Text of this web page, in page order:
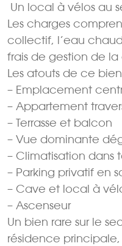
 Un local à vélos
Les charges
collectif, l’eau
frais de gestion de
Les atouts de ce
– Emplacement
– Appartement
– Terrasse et balcon
– Vue dominante
– Climatisation dans
– Parking privatif en
– Cave et local à
– Ascenseur
Un bien rare sur le
résidence